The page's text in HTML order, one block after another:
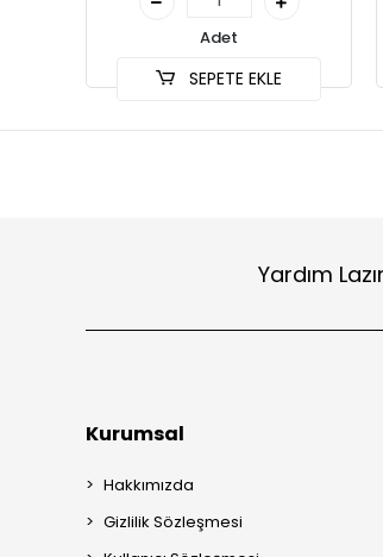
Adet
SEPETE EKLE
Yardım
Kurumsal
Hakkımızda
Gizlilik Sözleşmesi